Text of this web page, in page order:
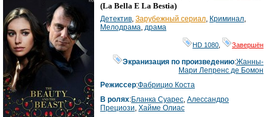
(La Bella E La Bestia)
Детектив Зарубежный сериал Криминал
Мелодрама драма
HD 1080 Завершён
Экранизация по произведению:Жанны-
Мари Лепренс де Бомон
Режиссер:Фабрицио Коста
В ролях:Бланка Суарес Алессандро
Прециози Хайме Олиас